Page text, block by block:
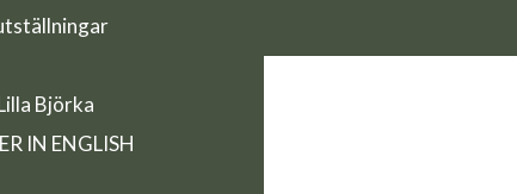
Björka
IN ENGLISH